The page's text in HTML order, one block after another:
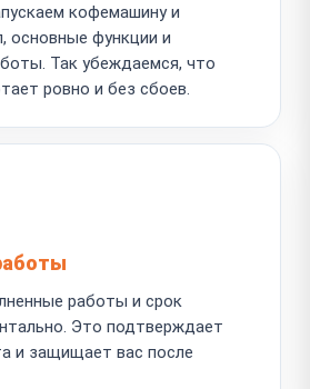
кофемашину и
основные функции и
Так убеждаемся, что
ровно и без сбоев.
работы и срок
Это подтверждает
и защищает вас после